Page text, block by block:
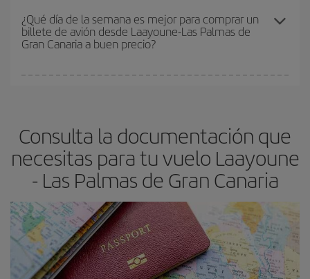
precio según tus necesidades de viaje. La tarifa básica, te
asegura el vuelo más barato.
¿Qué día de la semana es mejor para comprar un
billete de avión desde Laayoune-Las Palmas de
Gran Canaria a buen precio?
avión más baratos te saldrán. Además, si buscas los vuelos con
las fechas y los horarios del viaje un poco abiertos, podráselegir
el precio más barato.
Consulta la documentación que
necesitas para tu vuelo Laayoune
- Las Palmas de Gran Canaria